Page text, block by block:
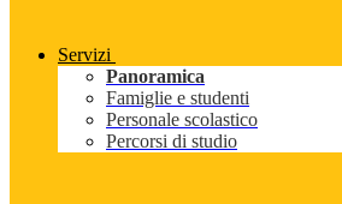
Servizi
Panoramica
Famiglie e studenti
Personale scolastico
Percorsi di studio